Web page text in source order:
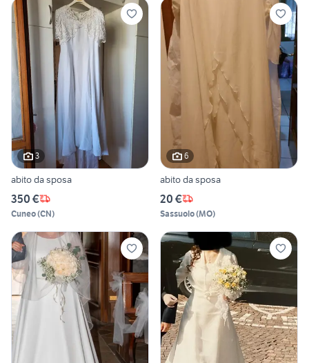
3
abito da sposa
350 €
Cuneo(CN)
6
abito da sposa
20 €
Sassuolo(MO)